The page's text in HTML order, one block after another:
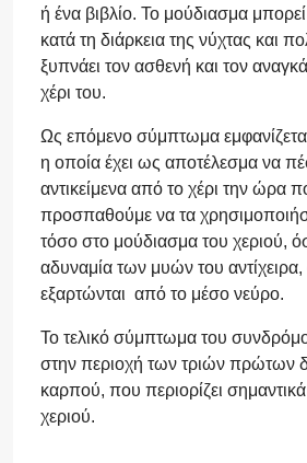
ή ένα βιβλίο. Το μούδιασμα μπορεί
κατά τη διάρκεια της νύχτας και
ξυπνάει τον ασθενή και τον
χέρι του.
Ως επόμενο σύμπτωμα
η οποία έχει ως αποτέλεσμα να
αντικείμενα από το χέρι την ώρα
προσπαθούμε να τα
τόσο στο μούδιασμα του χεριού,
αδυναμία των μυών του αντίχειρα,
εξαρτώνται από το μέσο νεύρο.
Το τελικό σύμπτωμα του
στην περιοχή των τριών πρώτων
καρπού, που περιορίζει
χεριού.